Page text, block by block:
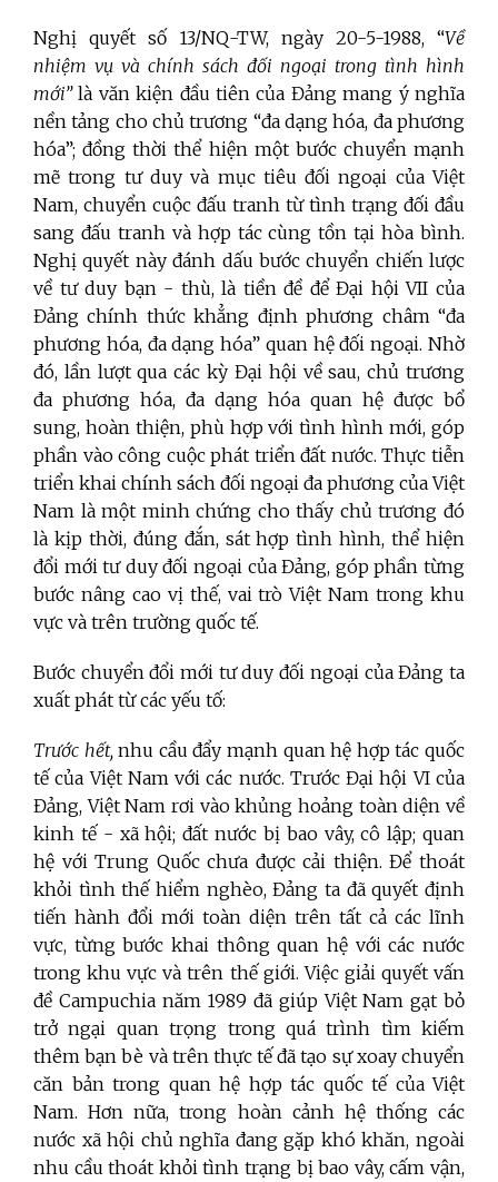
Nghị quyết số 13/NQ-TW, ngày 20-5-1988, “Về
nhiệm vụ và chính sách đối ngoại trong tình hình
mới”là văn kiện đầu tiên của Đảng mang ý nghĩa
nền tảng cho chủ trương “đa dạng hóa, đa phương
hóa”; đồng thời thể hiện một bước chuyển mạnh
mẽ trong tư duy và mục tiêu đối ngoại của Việt
Nam, chuyển cuộc đấu tranh từ tình trạng đối đầu
sang đấu tranh và hợp tác cùng tồn tại hòa bình.
Nghị quyết này đánh dấu bước chuyển chiến lược
về tư duy bạn - thù, là tiền đề để Đại hội VII của
Đảng chính thức khẳng định phương châm “đa
phương hóa, đa dạng hóa” quan hệ đối ngoại. Nhờ
đó, lần lượt qua các kỳ Đại hội về sau, chủ trương
đa phương hóa, đa dạng hóa quan hệ được bổ
sung, hoàn thiện, phù hợp với tình hình mới, góp
phần vào công cuộc phát triển đất nước. Thực tiễn
triển khai chính sách đối ngoại đa phương của Việt
Nam là một minh chứng cho thấy chủ trương đó
là kịp thời, đúng đắn, sát hợp tình hình, thể hiện
đổi mới tư duy đối ngoại của Đảng, góp phần từng
bước nâng cao vị thế, vai trò Việt Nam trong khu
vực và trên trường quốc tế.
Bước chuyển đổi mới tư duy đối ngoại của Đảng ta
xuất phát từ các yếu tố:
Trước hết, nhu cầu đẩy mạnh quan hệ hợp tác quốc
tế của Việt Nam với các nước. Trước Đại hội VI của
Đảng, Việt Nam rơi vào khủng hoảng toàn diện về
kinh tế - xã hội; đất nước bị bao vây, cô lập; quan
hệ với Trung Quốc chưa được cải thiện. Để thoát
khỏi tình thế hiểm nghèo, Đảng ta đã quyết định
tiến hành đổi mới toàn diện trên tất cả các lĩnh
vực, từng bước khai thông quan hệ với các nước
trong khu vực và trên thế giới. Việc giải quyết vấn
đề Campuchia năm 1989 đã giúp Việt Nam gạt bỏ
trở ngại quan trọng trong quá trình tìm kiếm
thêm bạn bè và trên thực tế đã tạo sự xoay chuyển
căn bản trong quan hệ hợp tác quốc tế của Việt
Nam. Hơn nữa, trong hoàn cảnh hệ thống các
nước xã hội chủ nghĩa đang gặp khó khăn, ngoài
nhu cầu thoát khỏi tình trạng bị bao vây, cấm vận,